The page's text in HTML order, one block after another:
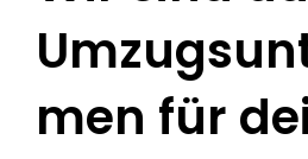
men für